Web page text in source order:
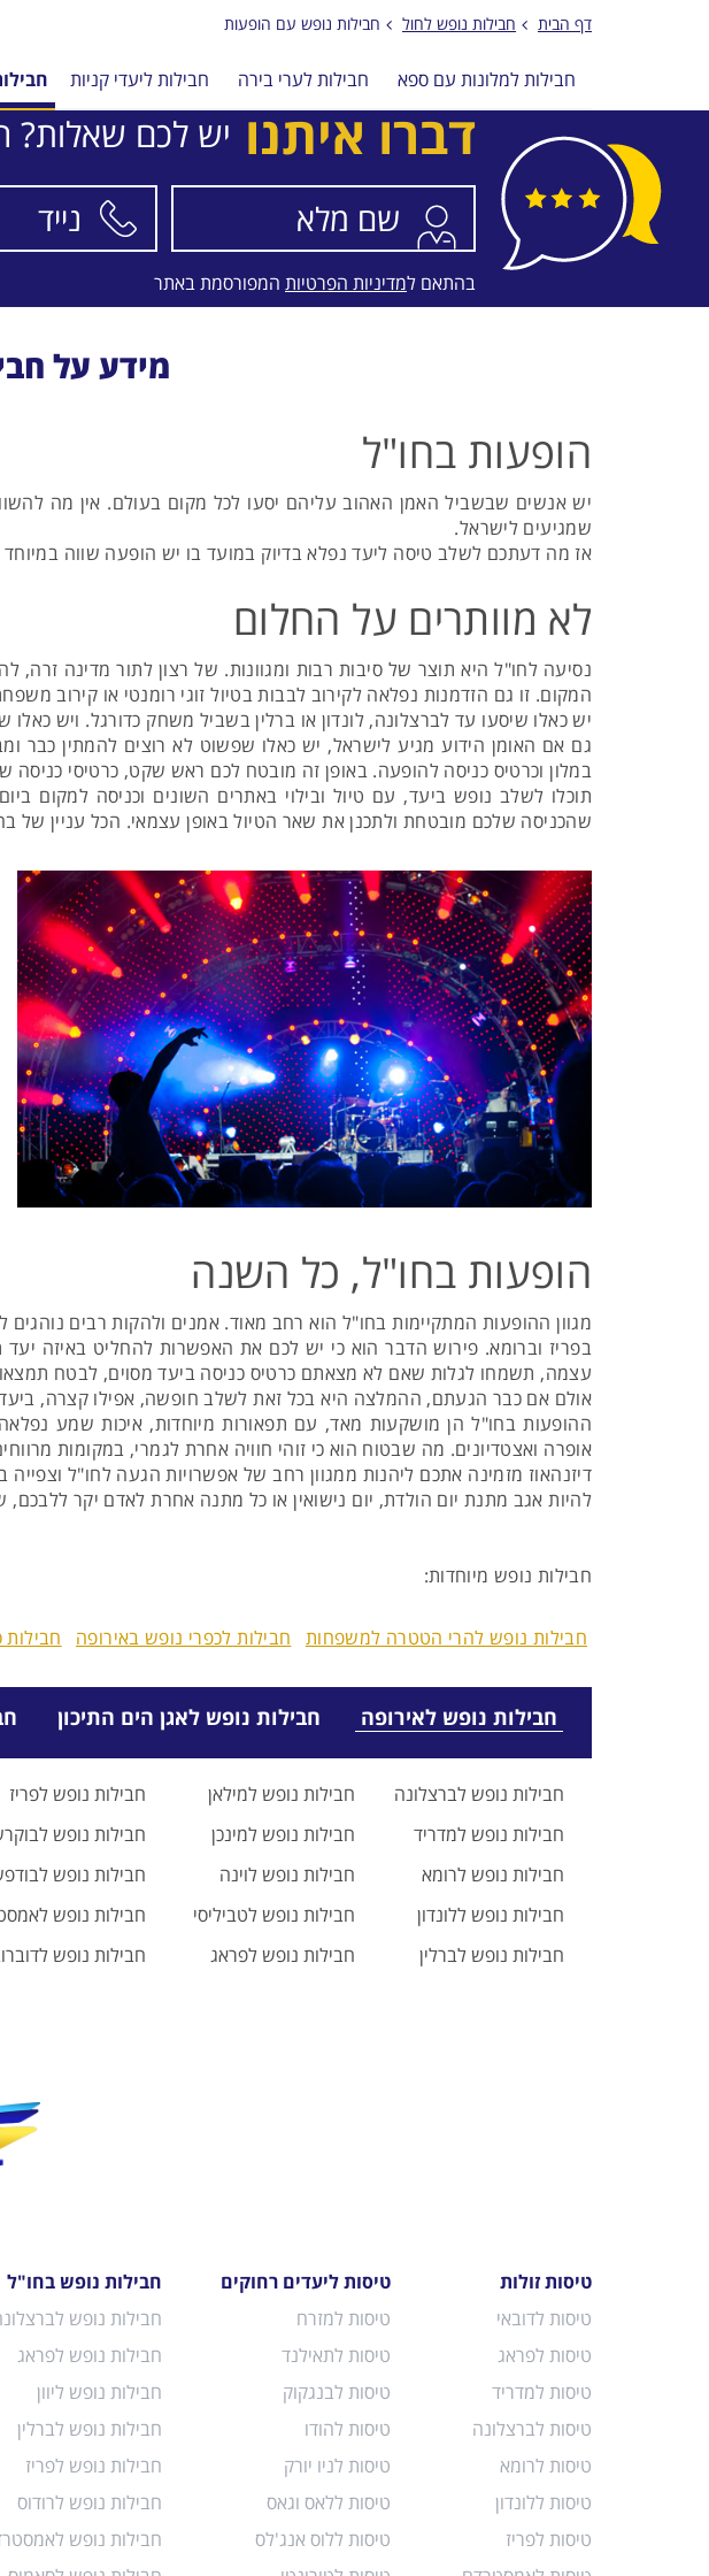
דף הבית חבילות נופש לחול חבילות נופש עם הופעות
חבילות למלונות עם ספא חבילות לערי בירה חבילות ליעדי קניות
דברו איתנו יש לכם שאלות?
בהתאם למדיניות הפרטיות המפורסמת באתר
מידע על
הופעות בחו"ל
יש אנשים שבשביל האמן האהוב עליהם יסעו לכל מקום בעולם. אין מה
שמגיעים לישראל.
אז מה דעתכם לשלב טיסה ליעד נפלא בדיוק במועד בו יש הופעה שווה
לא מוותרים על החלום
נסיעה לחו"ל היא תוצר של סיבות רבות ומגוונות. של רצון לתור מדינה
המקום. זו גם הזדמנות נפלאה לקירוב לבבות בטיול זוגי רומנטי או קירוב
יש כאלו שיסעו עד לברצלונה, לונדון או ברלין בשביל משחק כדורגל. ויש
גם אם האומן הידוע מגיע לישראל, יש כאלו שפשוט לא רוצים להמתין כבר
במלון וכרטיס כניסה להופעה. באופן זה מובטח לכם ראש שקט, כרטיסי כניסה
תוכלו לשלב נופש ביעד, עם טיול ובילוי באתרים השונים וכניסה למקום
שהכניסה שלכם מובטחת ולתכנן את שאר הטיול באופן עצמאי. הכל עניין
הופעות בחו"ל, כל השנה
מגוון ההופעות המתקיימות בחו"ל הוא רחב מאוד. אמנים ולהקות רבים
בפריז וברומא. פירוש הדבר הוא כי יש לכם את האפשרות להחליט באיזה
עצמה, תשמחו לגלות שאם לא מצאתם כרטיס כניסה ביעד מסוים, לבטח
אולם אם כבר הגעתם, ההמלצה היא בכל זאת לשלב חופשה, אפילו קצרה, ביעד
ההופעות בחו"ל הן מושקעות מאד, עם תפאורות מיוחדות, איכות שמע
אופרה ואצטדיונים. מה שבטוח הוא כי זוהי חוויה אחרת לגמרי, במקומות
דיזנהאוז מזמינה אתכם ליהנות ממגוון רחב של אפשרויות הגעה לחו"ל
להיות אגב מתנת יום הולדת, יום נישואין או כל מתנה אחרת לאדם יקר
חבילות נופש מיוחדות:
חבילות נופש להרי הטטרה למשפחות חבילות לכפרי נופש באירופה חבילות
חבילות נופש לאירופה חבילות נופש לאגן הים התיכון
חבילות נופש לברצלונה
חבילות נופש למדריד
חבילות נופש לרומא
חבילות נופש ללונדון
חבילות נופש לברלין
חבילות נופש למילאן
חבילות נופש למינכן
חבילות נופש לוינה
חבילות נופש לטביליסי
חבילות נופש לפראג
חבילות נופש לפריז
חבילות נופש
חבילות נופש
חבילות נופש
חבילות נופש
טיסות זולות
טיסות לדובאי
טיסות לפראג
טיסות למדריד
טיסות לברצלונה
טיסות לרומא
טיסות ללונדון
טיסות לפריז
טיסות ליעדים רחוקים
טיסות למזרח
טיסות לתאילנד
טיסות לבנגקוק
טיסות להודו
טיסות לניו יורק
טיסות ללאס וגאס
טיסות ללוס אנג'לס
חבילות נופש בחו"ל
חבילות נופש
חבילות נופש לפראג
חבילות נופש ליוון
חבילות נופש לברלין
חבילות נופש לפריז
חבילות נופש לרודוס
חבילות נופש